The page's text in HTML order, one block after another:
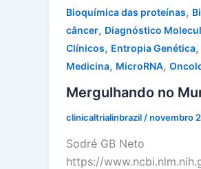
Bioquímica das proteínas,
câncer, Diagnóstico
Clínicos, Entropia Genética,
Medicina, MicroRNA,
Mergulhando no
clinicaltrialinbrazil /novembro
Sodré GB Neto
https://